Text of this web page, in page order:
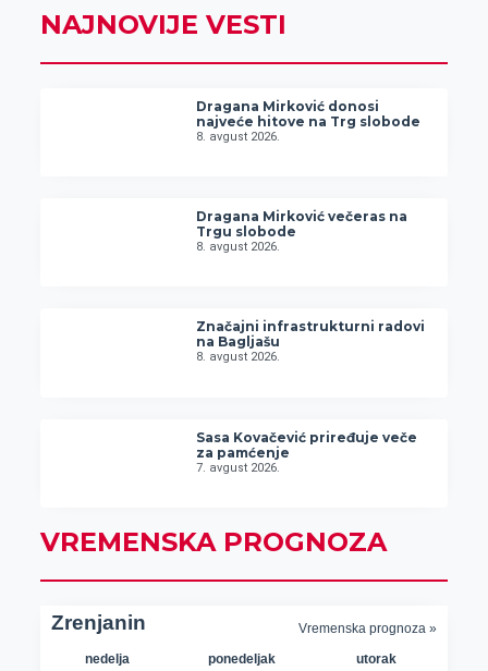
NAJNOVIJE VESTI
Dragana Mirković donosi
najveće hitove na Trg slobode
8. avgust 2026.
Dragana Mirković večeras na
Trgu slobode
8. avgust 2026.
Značajni infrastrukturni radovi
na Bagljašu
8. avgust 2026.
Sasa Kovačević priređuje veče
za pamćenje
7. avgust 2026.
VREMENSKA PROGNOZA